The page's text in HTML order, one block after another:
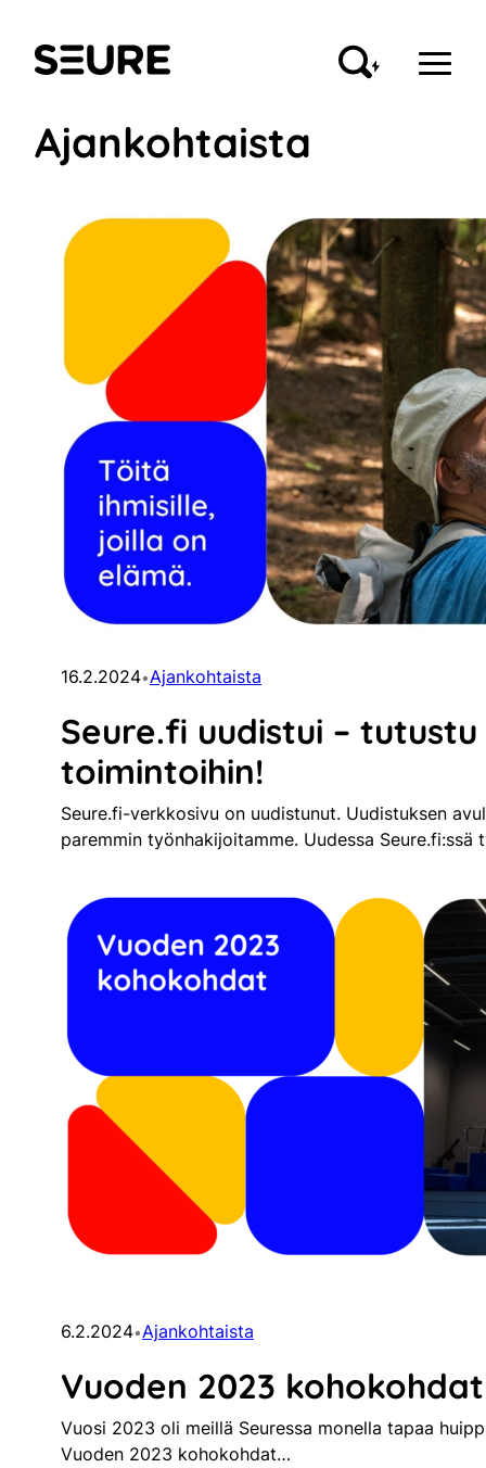
sisältöön
Seure
Ajankohtaista
16.2.2024•Ajankohtaista
Seure.fi uudistui – tutustu
toimintoihin!
Seure.fi-verkkosivu on uudistunut. Uudistuksen
paremmin työnhakijoitamme. Uudessa Seure.fi:ssä
6.2.2024•Ajankohtaista
Vuoden 2023
Vuosi 2023 oli meillä Seuressa monella tapaa
Vuoden 2023 kohokohdat…